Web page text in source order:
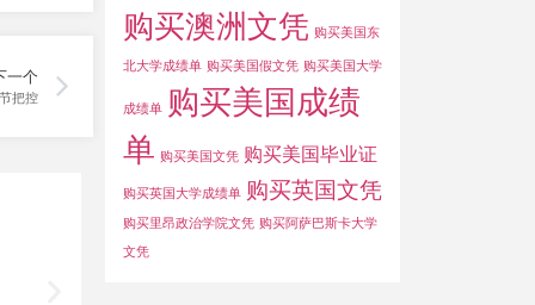
一个
把控
购买澳洲文凭 购买美国东
北大学成绩单 购买美国假文凭 购买美国大学
成绩单 购买美国成绩
单 购买美国文凭 购买美国毕业证
购买英国大学成绩单 购买英国文凭
购买里昂政治学院文凭 购买阿萨巴斯卡大学
文凭